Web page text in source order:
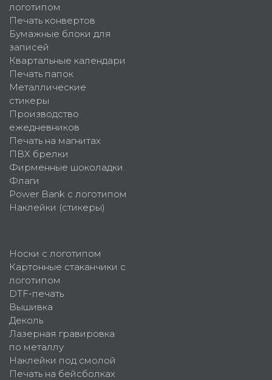
логотипом
Печать конвертов
Бумажные блоки для
записей
Квартальные календари
Печать папок
Металлические
стикеры
Производство
ежедневников
Печать на магнитах
ПВХ брелки
Фирменные шоколадки
Флаги
Power Bank с логотипом
Наклейки (стикеры)
Носки с логотипом
Картонные стаканчики с
логотипом
DTF-печать
Вышивка
Деколь
Лазерная гравировка
по металлу
Наклейки под смолой
Печать на бейсболках